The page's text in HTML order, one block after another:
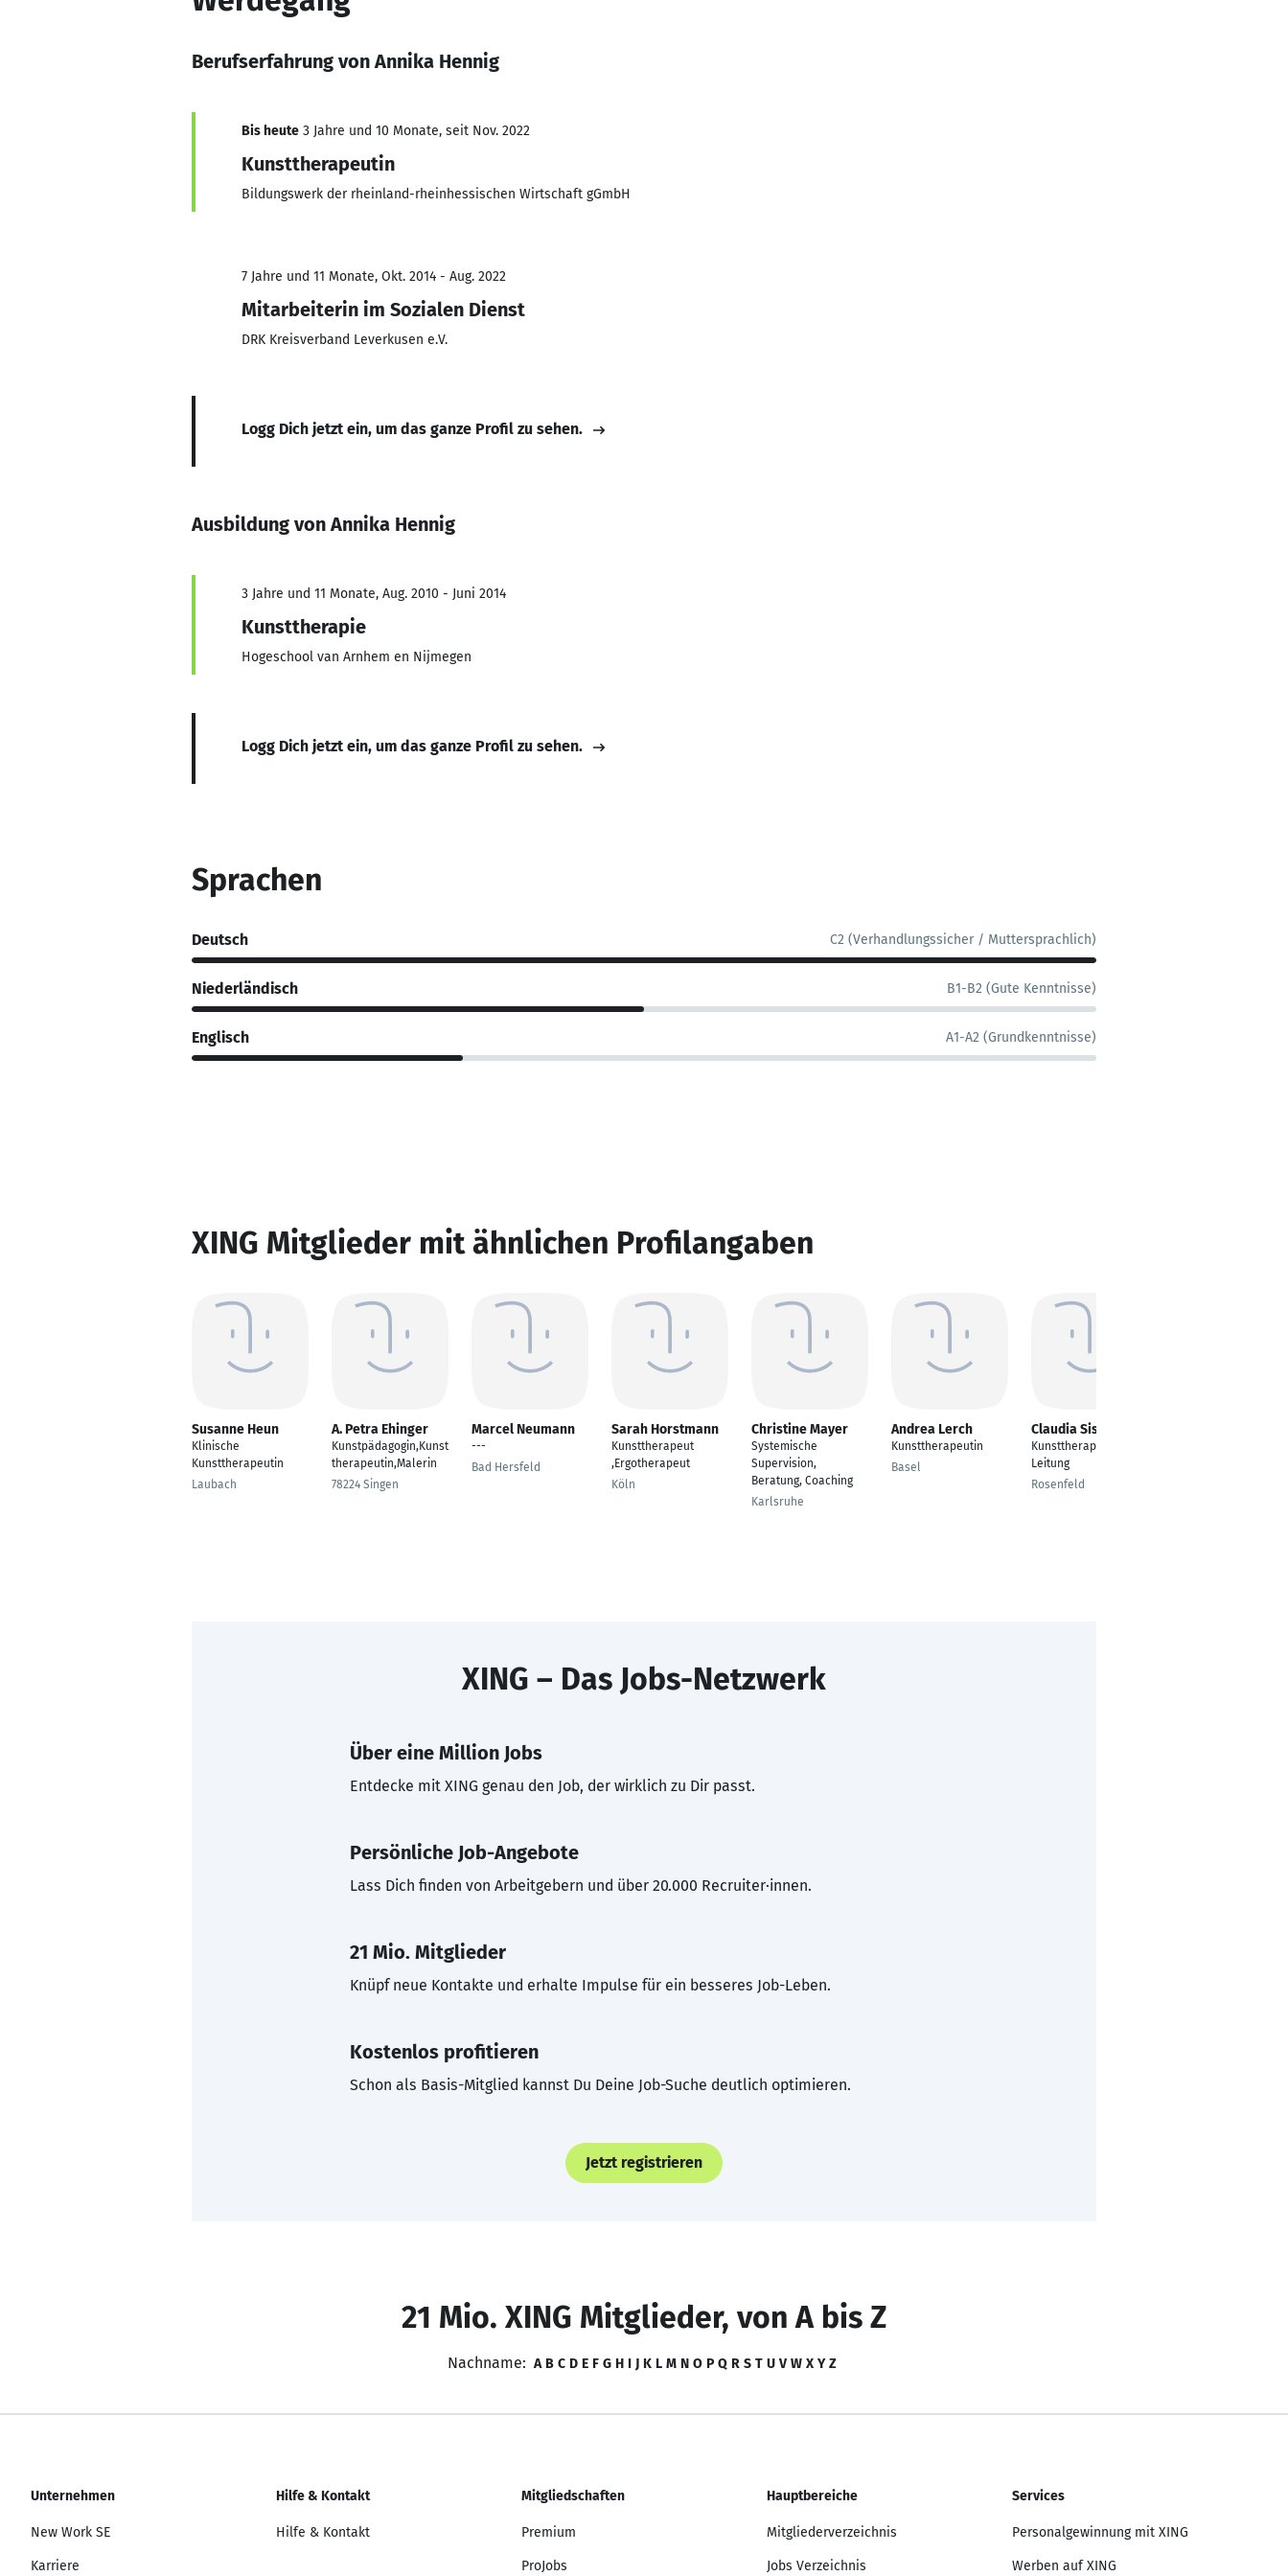
Berufserfahrung von Annika Hennig
Bis heute 3 Jahre und 10 Monate, seit Nov. 2022
Kunsttherapeutin
Bildungswerk der rheinland-rheinhessischen Wirtschaft gGmbH
7 Jahre und 11 Monate, Okt. 2014 - Aug. 2022
Mitarbeiterin im Sozialen Dienst
DRK Kreisverband Leverkusen e.V.
Logg Dich jetzt ein, um das ganze Profil zu sehen.
Ausbildung von Annika Hennig
3 Jahre und 11 Monate, Aug. 2010 - Juni 2014
Kunsttherapie
Hogeschool van Arnhem en Nijmegen
Logg Dich jetzt ein, um das ganze Profil zu sehen.
Sprachen
Deutsch C2 (Verhandlungssicher / Muttersprachlich)
Niederländisch B1-B2 (Gute Kenntnisse)
Englisch A1-A2 (Grundkenntnisse)
XING Mitglieder mit ähnlichen Profilangaben
Susanne Heun
Klinische
Kunsttherapeutin
Laubach
A. Petra Ehinger
Kunstpädagogin,Kunst
therapeutin,Malerin
78224 Singen
Marcel Neumann
---
Bad Hersfeld
Sarah Horstmann
Kunsttherapeut
,Ergotherapeut
Köln
Christine Mayer
Systemische
Supervision,
Beratung, Coaching
Karlsruhe
Andrea Lerch
Kunsttherapeutin
Basel
Claudia Sistek
Kunsttherapeutin und
Leitung
Rosenfeld
XING – Das Jobs-Netzwerk
Über eine Million Jobs
Entdecke mit XING genau den Job, der wirklich zu Dir passt.
Persönliche Job-Angebote
Lass Dich finden von Arbeitgebern und über 20.000 Recruiter·innen.
21 Mio. Mitglieder
Knüpf neue Kontakte und erhalte Impulse für ein besseres Job-Leben.
Kostenlos profitieren
Schon als Basis-Mitglied kannst Du Deine Job-Suche deutlich optimieren.
Jetzt registrieren
21 Mio. XING Mitglieder, von A bis Z
Nachname: A B C D E F G H I J K L M N O P Q R S T U V W X Y Z
Unternehmen
New Work SE
Karriere
Hilfe & Kontakt
Hilfe & Kontakt
Mitgliedschaften
Premium
ProJobs
Hauptbereiche
Mitgliederverzeichnis
Jobs Verzeichnis
Services
Personalgewinnung mit XING
Werben auf XING